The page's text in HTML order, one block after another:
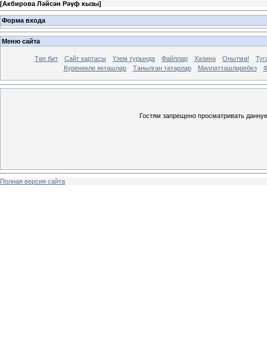
[Акбирова Ләйсән Рәүф кызы]
Форма входа
Меню сайта
Төп бит Сайт картасы Үзем турында Файллар Хәзинә Онытма!
Күренекле якташлар
Танылган татарлар Милләттәшләребез
Гостям запрещено просматривать
Полная версия сайта